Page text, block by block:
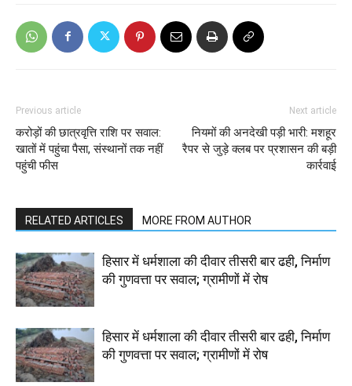
Previous article
करोड़ों की छात्रवृत्ति राशि पर सवाल:
खातों में पहुंचा पैसा, संस्थानों तक नहीं
पहुंची फीस
Next article
नियमों की अनदेखी पड़ी भारी: मशहूर
रैपर से जुड़े क्लब पर प्रशासन की बड़ी
कार्रवाई
RELATED ARTICLES MORE FROM AUTHOR
हिसार में धर्मशाला की दीवार तीसरी बार ढही, निर्माण
की गुणवत्ता पर सवाल; ग्रामीणों में रोष
हिसार में धर्मशाला की दीवार तीसरी बार ढही, निर्माण
की गुणवत्ता पर सवाल; ग्रामीणों में रोष